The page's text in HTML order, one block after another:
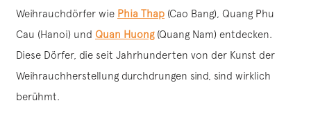
Weihrauchdörfer wie Phia Thap (Cao Bang), Quang Phu
Cau (Hanoi) und Quan Huong(Quang Nam) entdecken.
Diese Dörfer, die seit Jahrhunderten von der Kunst der
Weihrauchherstellung durchdrungen sind, sind wirklich
berühmt.